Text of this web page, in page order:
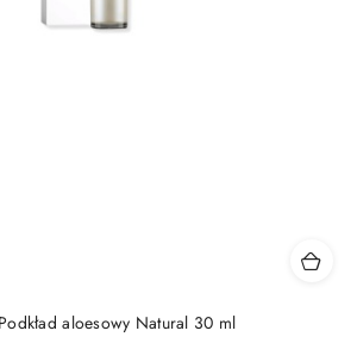
aloesowy Natural 30 ml